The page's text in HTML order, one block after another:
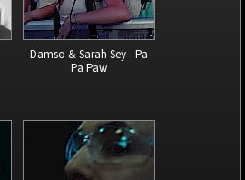
Damso & Sarah Sey - Pa
Pa Paw